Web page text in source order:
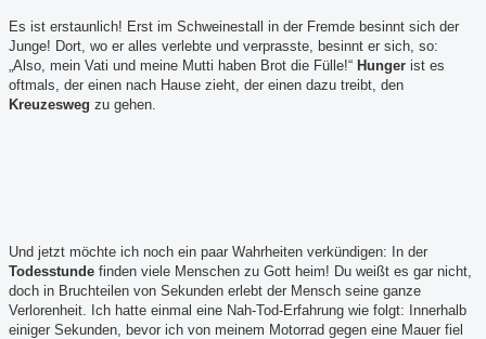
Es ist erstaunlich! Erst im Schweinestall in der Fremde besinnt sich der
Junge! Dort, wo er alles verlebte und verprasste, besinnt er sich, so:
„Also, mein Vati und meine Mutti haben Brot die Fülle!“ Hunger ist es
oftmals, der einen nach Hause zieht, der einen dazu treibt, den
Kreuzesweg zu gehen.
Und jetzt möchte ich noch ein paar Wahrheiten verkündigen: In der
Todesstunde finden viele Menschen zu Gott heim! Du weißt es gar nicht,
doch in Bruchteilen von Sekunden erlebt der Mensch seine ganze
Verlorenheit. Ich hatte einmal eine Nah-Tod-Erfahrung wie folgt: Innerhalb
einiger Sekunden, bevor ich von meinem Motorrad gegen eine Mauer fiel